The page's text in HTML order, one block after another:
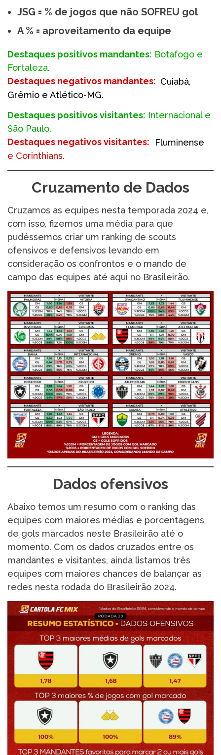
JSG = % de jogos que não SOFREU gol
A % = aproveitamento da equipe
Destaques positivos mandantes: Botafogo e
Fortaleza.
Destaques negativos mandantes: Cuiabá,
Grêmio e Atlético-MG.
Destaques positivos visitantes: Internacional e
São Paulo.
Destaques negativos visitantes:
Fluminense
e Corinthians.
Cruzamento de Dados
Cruzamos as equipes nesta temporada 2024 e,
com isso, fizemos uma média para que
pudéssemos criar um ranking de scouts
ofensivos e defensivos levando em
consideração os confrontos e o mando de
campo das equipes até aqui no Brasileirão.
Dados ofensivos
Abaixo temos um resumo com o ranking das
equipes com maiores médias e porcentagens
de gols marcados neste Brasileirão até o
momento. Com os dados cruzados entre os
mandantes e visitantes, ainda listamos três
equipes com maiores chances de balançar as
redes nesta rodada do Brasileirão 2024.